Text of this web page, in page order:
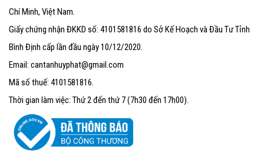
Chí Minh, Việt Nam.
Giấy chứng nhận ĐKKD số: 4101581816 do Sở Kế Hoạch và Đầu Tư Tỉnh
Bình Định cấp lần đầu ngày 10/12/2020.
Email: cantanhuyphat@gmail.com
Mã số thuế: 4101581816.
Thời gian làm việc: Thứ 2 đến thứ 7 (7h30 đến 17h00).